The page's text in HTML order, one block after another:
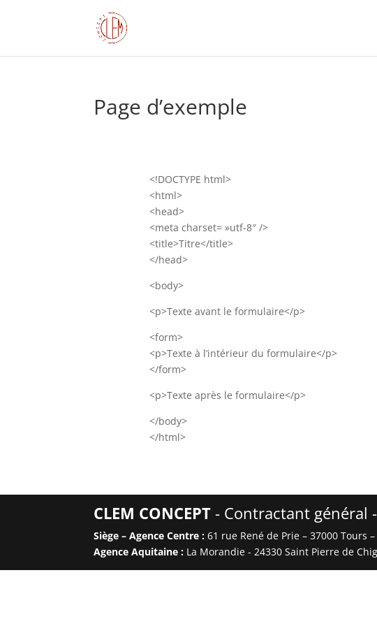
Page d’exemple
<!DOCTYPE html>
<html>
<head>
<meta charset= »utf-8″ />
<title>Titre</title>
</head>
<body>
<p>Texte avant le formulaire</p>
<form>
<p>Texte à l’intérieur du formulaire</p>
</form>
<p>Texte après le formulaire</p>
</body>
</html>
CLEM CONCEPT - Contractant général -
Siège – Agence Centre : 61 rue René de Prie – 37000 Tours
Agence Aquitaine : La Morandie - 24330 Saint Pierre de